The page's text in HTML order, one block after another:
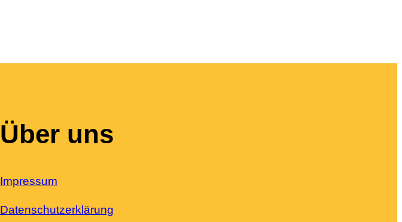
Über uns
Impressum
Datenschutzerklärung